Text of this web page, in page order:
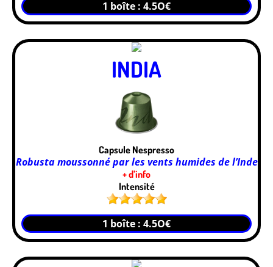
1 boîte : 4.5O€
INDIA
Capsule Nespresso
Robusta moussonné par les vents humides de l’Inde
+ d’info
Intensité
1 boîte : 4.5O€